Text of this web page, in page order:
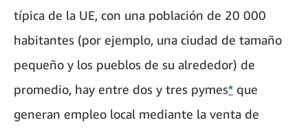
típica de la UE, con una población de 20 000
habitantes (por ejemplo, una ciudad de tamaño
pequeño y los pueblos de su alrededor) de
promedio, hay entre dos y tres pymes* que
generan empleo local mediante la venta de